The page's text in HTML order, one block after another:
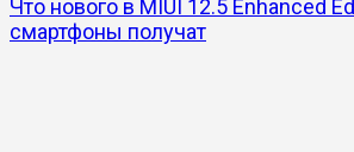
Что нового в MIUI 12.5 Enhanced
смартфоны получат